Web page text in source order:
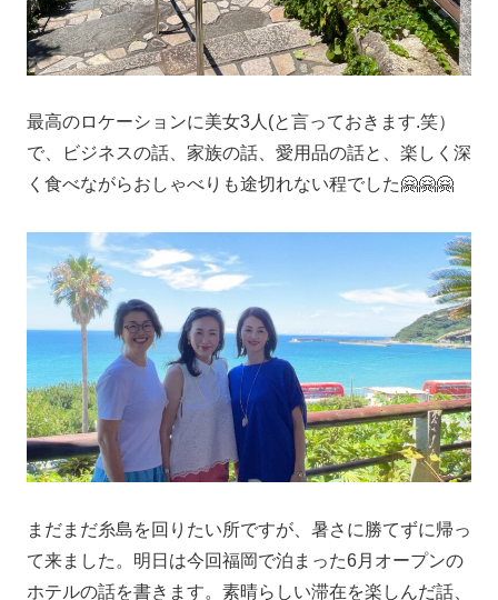
最高のロケーションに美女3人(と言っておきます.笑）
で、ビジネスの話、家族の話、愛用品の話と、楽しく深
く食べながらおしゃべりも途切れない程でした🤗🤗🤗
まだまだ糸島を回りたい所ですが、暑さに勝てずに帰っ
て来ました。明日は今回福岡で泊まった6月オープンの
ホテルの話を書きます。素晴らしい滞在を楽しんだ話、